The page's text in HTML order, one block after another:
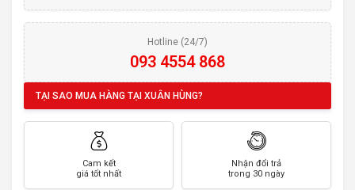
Hotline (24/7)
093 4554 868
TẠI SAO MUA HÀNG TẠI XUÂN HÙNG?
Cam kết
giá tốt nhất
Nhận đổi trả
trong 30 ngày